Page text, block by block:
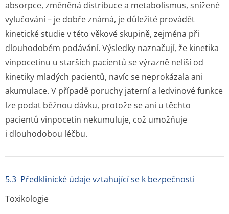
absorpce, změněná distribuce a metabolismus, snížené
vylučování – je dobře známá, je důležité provádět
kinetické studie v této věkové skupině, zejména při
dlouhodobém podávání. Výsledky naznačují, že kinetika
vinpocetinu u starších pacientů se výrazně neliší od
kinetiky mladých pacientů, navíc se neprokázala ani
akumulace. V případě poruchy jaterní a ledvinové funkce
lze podat běžnou dávku, protože se ani u těchto
pacientů vinpocetin nekumuluje, což umožňuje
i dlouhodobou­ léčbu.
5.3 Předklinické údaje vztahující se k bezpečnosti
Toxikologie